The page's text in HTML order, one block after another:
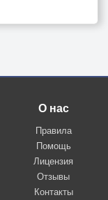
О нас
Правила
Помощь
Лицензия
Отзывы
Контакты